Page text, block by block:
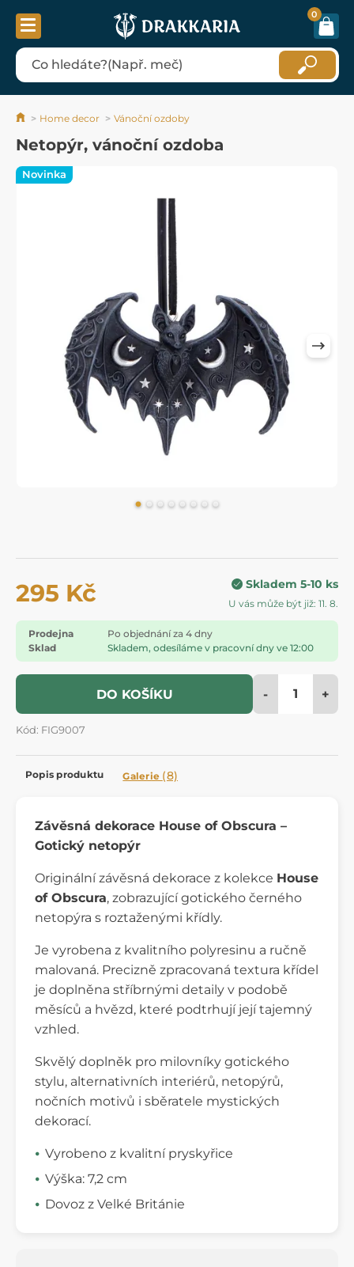
0
Home decor Vánoční ozdoby
Netopýr, vánoční ozdoba
295 Kč Skladem 5-10 ks
U vás může být již: 11. 8.
Prodejna
Po objednání za 4 dny
Sklad
Skladem, odesíláme v pracovní dny ve 12:00
DO KOŠÍKU - +
Kód: FIG9007
Novinka
Popis produktu Galerie (8)
Závěsná dekorace House of Obscura –
Gotický netopýr
Originální závěsná dekorace z kolekce House
of Obscura, zobrazující gotického černého
netopýra s roztaženými křídly.
Je vyrobena z kvalitního polyresinu a ručně
malovaná. Precizně zpracovaná textura křídel
je doplněna stříbrnými detaily v podobě
měsíců a hvězd, které podtrhují její tajemný
vzhled.
Skvělý doplněk pro milovníky gotického
stylu, alternativních interiérů, netopýrů,
nočních motivů i sběratele mystických
dekorací.
Vyrobeno z kvalitní pryskyřice
Výška: 7,2 cm
Dovoz z Velké Británie